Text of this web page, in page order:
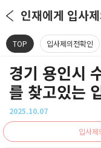
인재에게 입사
TOP 입사제의전확인
경기 용인시
를 찾고있는
2025.10.07
입사제